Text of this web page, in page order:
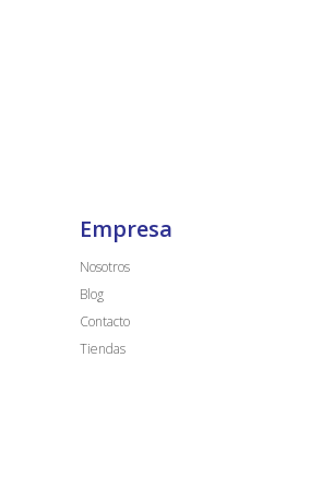
Empresa
Nosotros
Blog
Contacto
Tiendas